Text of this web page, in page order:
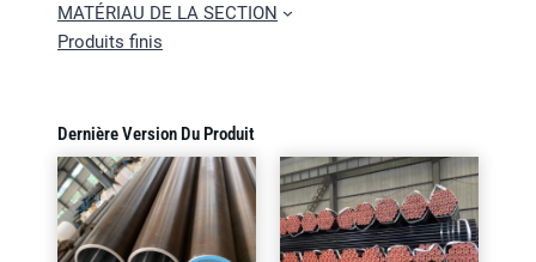
MATÉRIAU DE LA SECTION
Produits finis
Dernière Version Du Produit